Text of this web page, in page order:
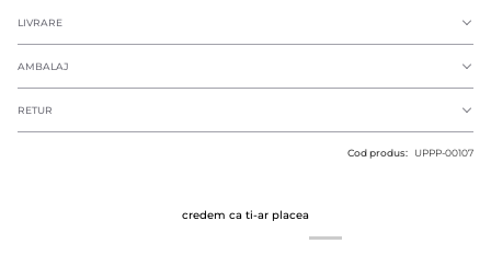
LIVRARE
AMBALAJ
RETUR
Cod produs: UPPP-00107
credem ca ti-ar placea